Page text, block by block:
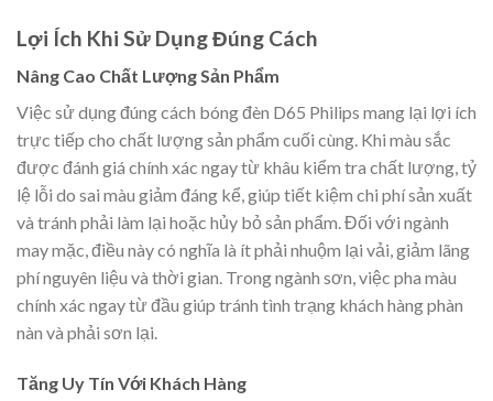
Lợi Ích Khi Sử Dụng Đúng Cách
Nâng Cao Chất Lượng Sản Phẩm
Việc sử dụng đúng cách bóng đèn D65 Philips mang lại lợi ích
trực tiếp cho chất lượng sản phẩm cuối cùng. Khi màu sắc
được đánh giá chính xác ngay từ khâu kiểm tra chất lượng, tỷ
lệ lỗi do sai màu giảm đáng kể, giúp tiết kiệm chi phí sản xuất
và tránh phải làm lại hoặc hủy bỏ sản phẩm. Đối với ngành
may mặc, điều này có nghĩa là ít phải nhuộm lại vải, giảm lãng
phí nguyên liệu và thời gian. Trong ngành sơn, việc pha màu
chính xác ngay từ đầu giúp tránh tình trạng khách hàng phàn
nàn và phải sơn lại.
Tăng Uy Tín Với Khách Hàng